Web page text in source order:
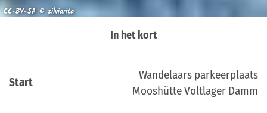
CC-BY-SA © silviarita
In het kort
Start
Wandelaars parkeerplaats
Mooshütte Voltlager Damm